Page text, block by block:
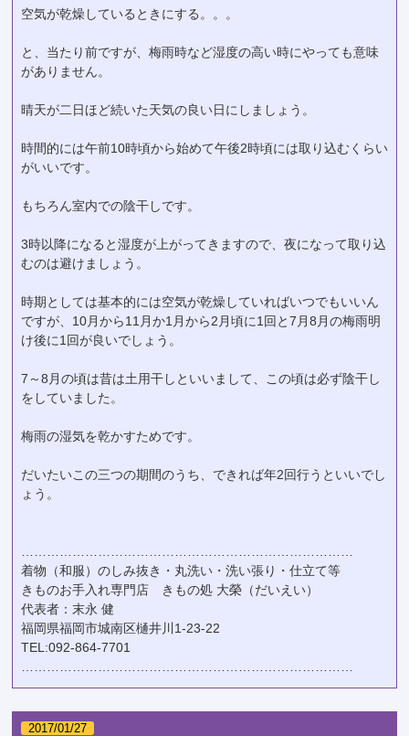
空気が乾燥しているときにする。。。
と、当たり前ですが、梅雨時など湿度の高い時にやっても意味
がありません。
晴天が二日ほど続いた天気の良い日にしましょう。
時間的には午前10時頃から始めて午後2時頃には取り込むくらい
がいいです。
もちろん室内での陰干しです。
3時以降になると湿度が上がってきますので、夜になって取り込
むのは避けましょう。
時期としては基本的には空気が乾燥していればいつでもいいん
ですが、10月から11月か1月から2月頃に1回と7月8月の梅雨明
け後に1回が良いでしょう。
7～8月の頃は昔は土用干しといいまして、この頃は必ず陰干し
をしていました。
梅雨の湿気を乾かすためです。
だいたいこの三つの期間のうち、できれば年2回行うといいでし
ょう。
着物（和服）のしみ抜き・丸洗い・洗い張り・仕立て等
きものお手入れ専門店 きもの処 大榮（だいえい）
代表者：末永 健
福岡県福岡市城南区樋井川1-23-22
TEL:092-864-7701
2017/01/27